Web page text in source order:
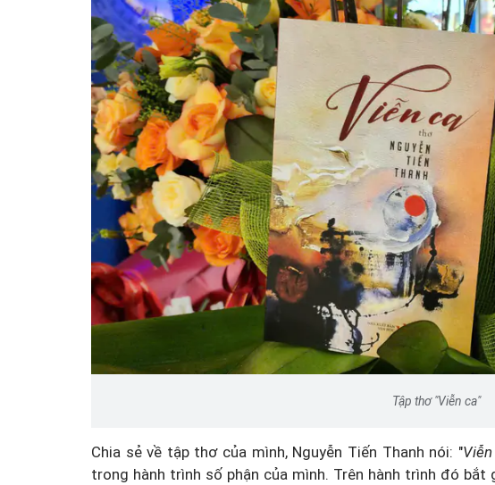
Tập thơ "Viễn ca"
Chia sẻ về tập thơ của mình, Nguyễn Tiến Thanh nói: "
trong hành trình số phận của mình. Trên hành trình đó bắt